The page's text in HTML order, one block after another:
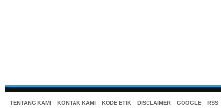
TENTANG KAMI KONTAK KAMI KODE ETIK DISCLAIMER GOOGLE RSS